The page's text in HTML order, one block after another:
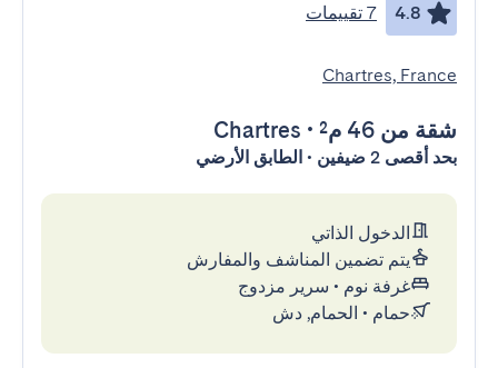
4.8 7 تقييمات
Chartres, France
شقة من 46 م² •
Chartres
بحد أقصى 2 ضيفين • الطابق الأرضي
الدخول الذاتي
يتم تضمين المناشف والمفارش
غرفة نوم • سرير مزدوج
حمام • الحمام, دش